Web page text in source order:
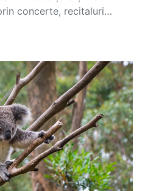
concerte, recitaluri…